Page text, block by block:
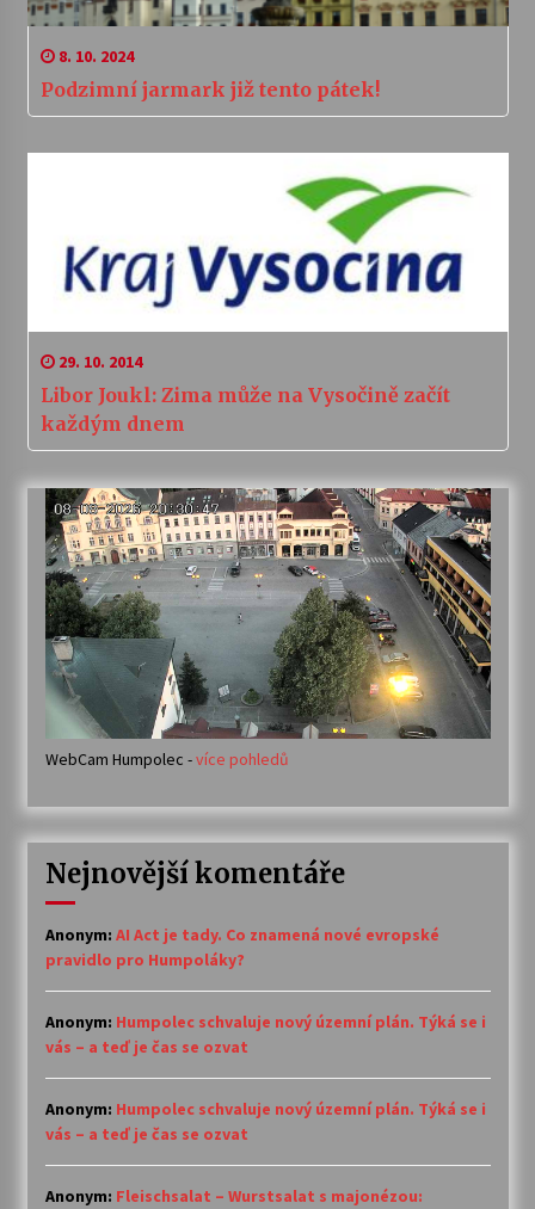
8. 10. 2024
Podzimní jarmark již tento pátek!
29. 10. 2014
Libor Joukl: Zima může na Vysočině začít
každým dnem
WebCam Humpolec -více pohledů
Nejnovější komentáře
Anonym: AI Act je tady. Co znamená nové evropské
pravidlo pro Humpoláky?
Anonym: Humpolec schvaluje nový územní plán. Týká se i
vás – a teď je čas se ozvat
Anonym: Humpolec schvaluje nový územní plán. Týká se i
vás – a teď je čas se ozvat
Anonym: Fleischsalat – Wurstsalat s majonézou: